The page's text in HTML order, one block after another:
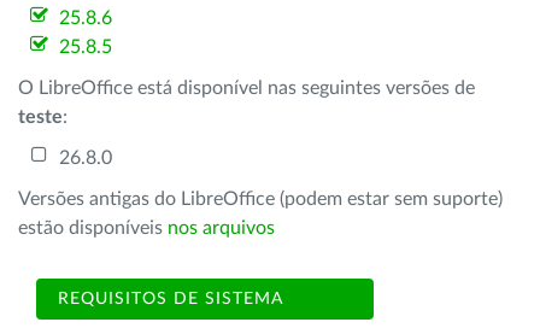
25.8.6
25.8.5
O LibreOffice está disponível nas seguintes versões de
teste:
26.8.0
Versões antigas do LibreOffice (podem estar sem suporte)
estão disponíveis nos arquivos
REQUISITOS DE SISTEMA